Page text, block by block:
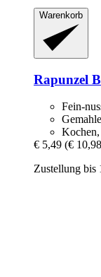
Warenkorb
Rapunzel
Fein-
€ 5,49 (€
Zustellung bis